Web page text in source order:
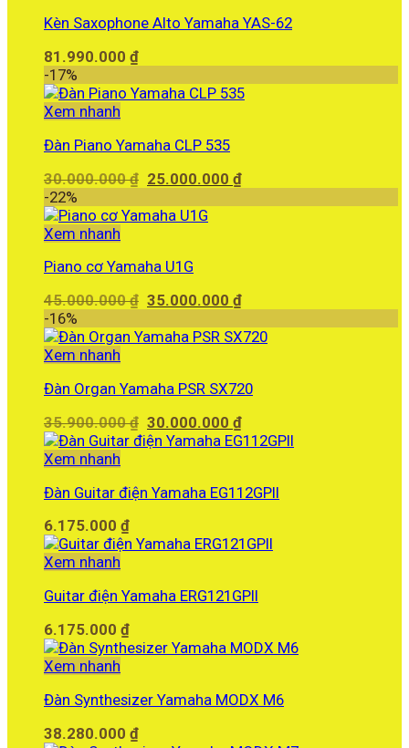
6.090.000 ₫.
Kèn Saxophone Alto Yamaha YAS-62
81.990.000 ₫
-17%
Xem nhanh
Đàn Piano Yamaha CLP 535
30.000.000₫ Giá
là:
25.000.000₫Giá
-22%
Xem nhanh
Piano cơ Yamaha U1G
45.000.000₫ Giá
là:
35.000.000₫Giá
tại
-16%
Xem nhanh
Đàn Organ Yamaha PSR SX720
35.900.000₫ Giá
gốc
30.000.000₫Giá
hiện
30.000.000 ₫.
Xem nhanh
Đàn Guitar điện Yamaha EG112GPII
6.175.000 ₫
Xem nhanh
Guitar điện Yamaha ERG121GPII
6.175.000 ₫
Xem nhanh
Đàn Synthesizer Yamaha MODX M6
38.280.000 ₫